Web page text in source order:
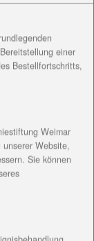
die zur
zu Schenken
Kindergarten
zum
einer
Bestellfortschritts,
Weimar
Website,
Sie können